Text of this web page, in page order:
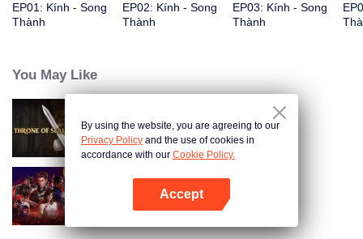
EP01: Kính - Song
Thành
EP02: Kính - Song
Thành
EP03: Kính - Song
Thành
You May Like
Thần Ấn Vương Toạ
Thôn Tính Bầu Trời
By using the website, you are agreeing to our
Privacy Policy and the use of cookies in
accordance with our Cookie Policy.
Accept